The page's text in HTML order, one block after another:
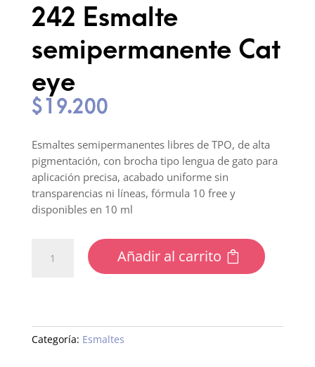
242 Esmalte
semipermanente Cat
eye
$19.200
Esmaltes semipermanentes libres de TPO, de alta
pigmentación, con brocha tipo lengua de gato para
aplicación precisa, acabado uniforme sin
transparencias ni líneas, fórmula 10 free y
disponibles en 10 ml
Esmalte
cantidad
Añadir al carrito
Categoría: Esmaltes